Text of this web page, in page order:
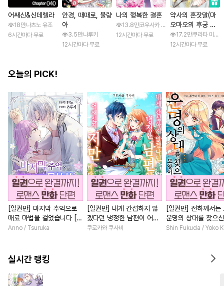
어쌔신&신데렐라
18만나츠노 유조
6시간마다 무료
안경, 때때로, 불량
아
3.5만나루키
12시간마다 무료
나의 행복한 결혼
13.8만코우사카 리토 / 아기토기 아쿠미
12시간마다 무료
약사의 혼잣말(마
오마오의 후궁 수
수께끼 풀이수첩)
17.2만쿠라타 미노
12시간마다 무료
오늘의 PICK!
[일권만] 마지막 추억으로
매료 마법을 걸었습니다 [단
행본]
Anno / Tsuruka
[일권만] 내게 간섭하지 않
겠다던 냉정한 남편이 어째
선지 저만 바라봅니다 [단행
쿠로카와 쿠사비
[일권만] 전하께서는
운명의 상대를 찾으
이네요 (웃음) [단행
Shin Fukuda / Yoko
실시간 랭킹